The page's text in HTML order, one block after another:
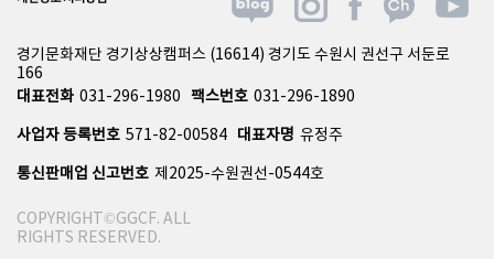
경기문화재단 경기상상캠퍼스 (16614) 경기도 수원시 권선구 서둔로
166
대표전화 031-296-1980 팩스번호 031-296-1890
사업자 등록번호 571-82-00584 대표자명 유정주
통신판매업 신고번호 제2025-수원권선-0544호
COPYRIGHT©GGCF. ALL
RIGHTS RESERVED.